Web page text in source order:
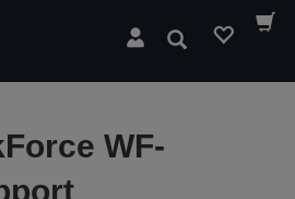
Hae
WF-